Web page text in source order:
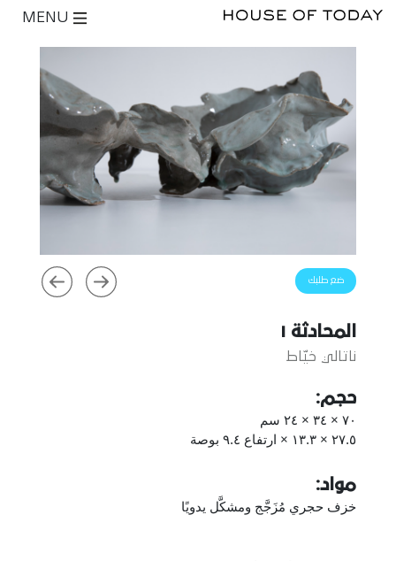
ضع طلبك
المحادثة ١
ناتالي خيّاط
حجم:
٧٠ × ٣٤ × ٢٤ سم
٢٧.٥ × ١٣.٣ × ارتفاع ٩.٤ بوصة
مواد:
خزف حجري مُزَجَّج ومشكَّل يدويًا